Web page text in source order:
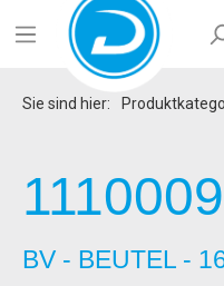
Sie sind hier:
BV - BEUTEL -